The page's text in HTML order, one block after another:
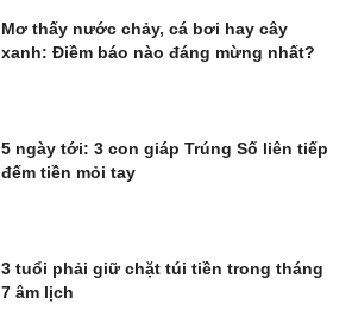
Mơ thấy nước chảy, cá bơi hay cây
xanh: Điềm báo nào đáng mừng nhất?
5 ngày tới: 3 con giáp Trúng Số liên tiếp
đếm tiền mỏi tay
3 tuổi phải giữ chặt túi tiền trong tháng
7 âm lịch